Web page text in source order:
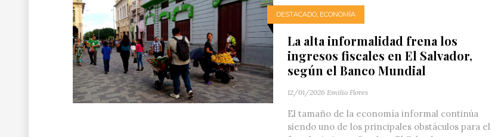
DESTACADO, ECONOMÍA
La alta informalidad frena los
ingresos fiscales en El Salvador,
según el Banco Mundial
12/01/2026 Emilio Flores
El tamaño de la economía informal continúa
siendo uno de los principales obstáculos para el